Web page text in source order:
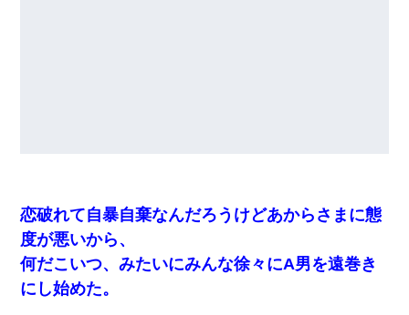
察『目立つし、すぐ見つかるかもしれません』→ 数時間
後・・警察『××さんご存じですか？』
我が家のガレージに見知らぬ車。俺「もしもし、玄関にも
シャッターリモコンあるだろ？DOWNのボタン押してｗ」
→ 待つこと１時間弱・・・
恋破れて自暴自棄なんだろうけどあからさまに態
度が悪いから、
何だこいつ、みたいにみんな徐々にA男を遠巻き
にし始めた。